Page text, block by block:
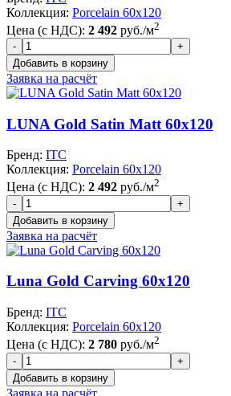
Коллекция: Porcelain 60x120
Цена (с НДС): 2 492 руб./м2
Заявка на расчёт
LUNA Gold Satin Matt 60x120
Бренд: ITC
Коллекция: Porcelain 60x120
Цена (с НДС): 2 492 руб./м2
Заявка на расчёт
Luna Gold Carving 60x120
Бренд: ITC
Коллекция: Porcelain 60x120
Цена (с НДС): 2 780 руб./м2
Заявка на расчёт